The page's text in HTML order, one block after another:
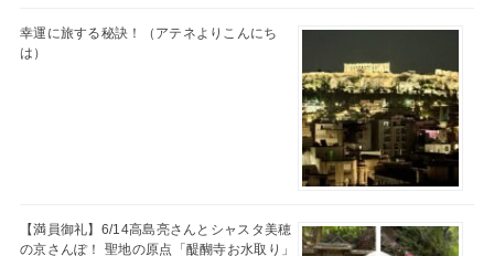
幸運に旅する秘訣！（アテネよりこんにち
は）
【満員御礼】6/14高島亮さんとシャスタ美穂
の京さんぽ！ 聖地の原点「醍醐寺お水取り」